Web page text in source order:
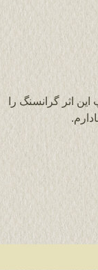
اثر گرانسنگ را